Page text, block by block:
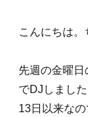
こんにちは。
先週の金曜
でDJしまし
13日以来な